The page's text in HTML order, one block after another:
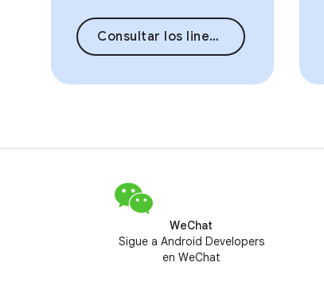
Consultar los lineamientos
WeChat
Sigue a Android Developers
en WeChat